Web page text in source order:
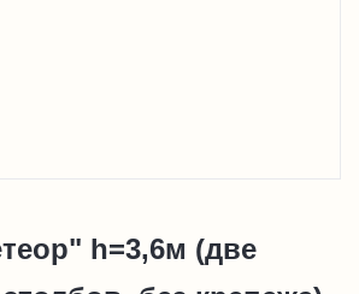
h=3,6м (две